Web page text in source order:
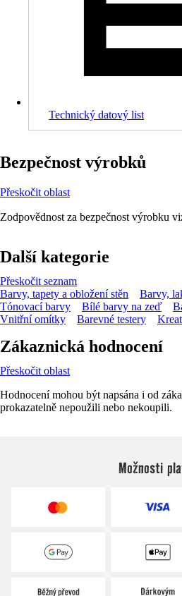
Technický datový list
Bezpečnost výrobků
Přeskočit oblast
Zodpovědnost za bezpečnost výrobku
Další kategorie
Přeskočit seznam
Barvy, tapety a obložení stěn
Barvy,
Tónovací barvy
Bílé barvy na zeď
Vnitřní omítky
Barevné testery
Zákaznická hodnocení
Přeskočit oblast
Hodnocení mohou být napsána i od
prokazatelně nepoužili nebo nekoupili.
Možnosti